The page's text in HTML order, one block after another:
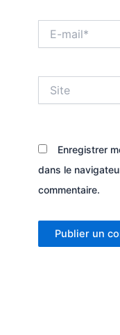
mail*
Enregistrer
dans le
commentaire.